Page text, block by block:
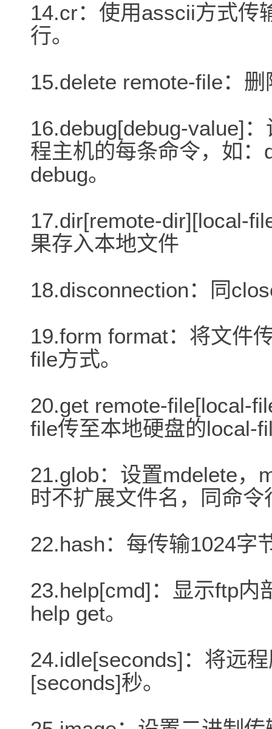
14.cr：使用asscii方式传
行。
15.delete remote-file：
16.debug[debug-value]
程主机的每条命令，如
debug。
17.dir[remote-dir][local-
果存入本地文件
18.disconnection：同
19.form format：将文件
file方式。
20.get remote-file[local-
file传至本地硬盘的local-
21.glob：设置mdelete，
时不扩展文件名，同命
22.hash：每传输1024字
23.help[cmd]：显示ftp内
help get。
24.idle[seconds]：将远
[seconds]秒。